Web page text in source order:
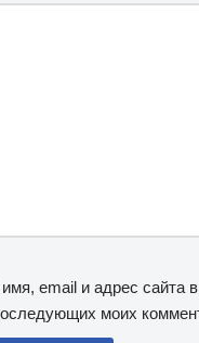
email и адрес сайта
моих